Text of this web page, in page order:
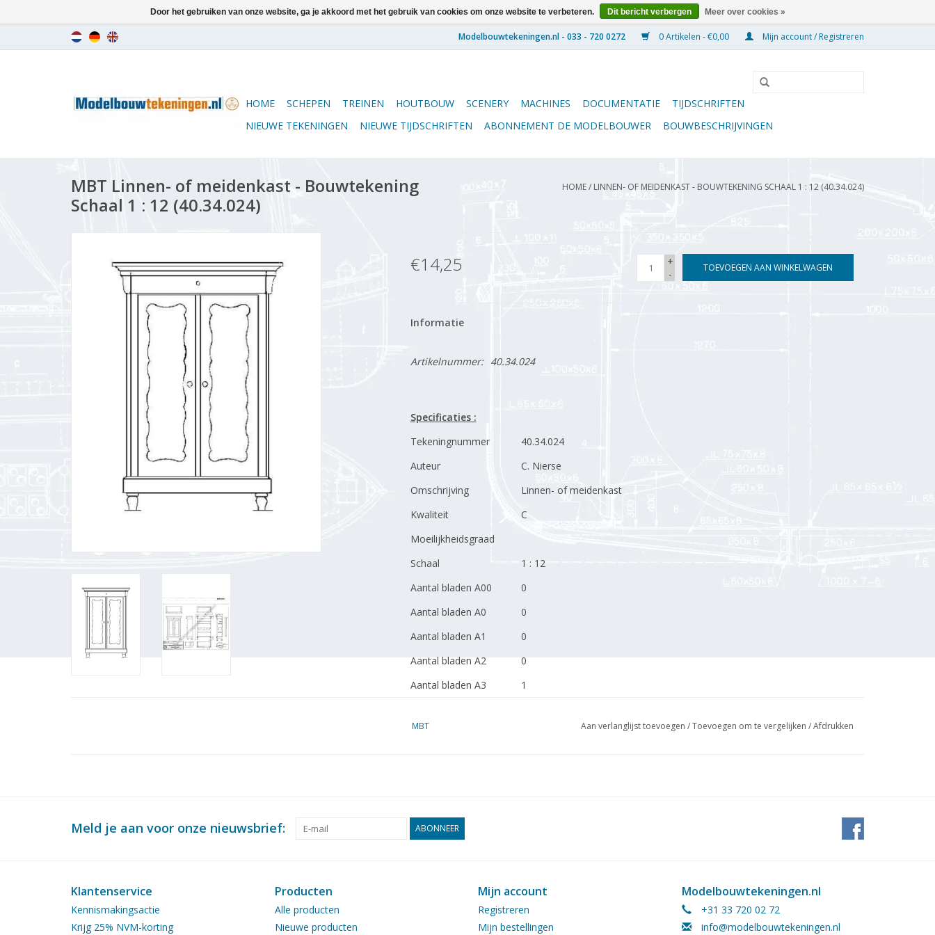
0 Artikelen - €0,00 Mijn account / Registreren
HOME SCHEPEN TREINEN HOUTBOUW SCENERY MACHINES DOCUMENTATIE
TIJDSCHRIFTEN
NIEUWE TEKENINGEN
NIEUWE TIJDSCHRIFTEN ABONNEMENT DE MODELBOUWER BOUWBESCHRIJVINGEN
MBT Linnen- of meidenkast - Bouwtekening
Schaal 1 : 12 (40.34.024)
HOME/ LINNEN- OF MEIDENKAST - BOUWTEKENING SCHAAL 1 : 12 (40.34.024)
€14,25
+
-
TOEVOEGEN AAN WINKELWAGEN
Informatie
Artikelnummer: 40.34.024
Specificaties :
Tekeningnummer
40.34.024
Auteur
C. Nierse
Omschrijving
Linnen- of meidenkast
Kwaliteit
C
Moeilijkheidsgraad
Schaal
1 : 12
Aantal bladen A00
0
Aantal bladen A0
0
Aantal bladen A1
0
Aantal bladen A2
0
Aantal bladen A3
1
Totaal aantal bladen
Bijzonderheden
Kopie artikel: 42.34.024 (2 blz)
MBT Aan verlanglijst toevoegen /Toevoegen om te vergelijken /Afdrukken
Meld je aan voor onze nieuwsbrief: ABONNEER
Klantenservice
Kennismakingsactie
Krijg 25% NVM-korting
Producten
Alle producten
Nieuwe producten
Mijn account
Registreren
Mijn bestellingen
Modelbouwtekeningen.nl
+31 33 720 02 72
info@modelbouwtekeningen.nl
Door het gebruiken van onze website, ga je akkoord met het gebruik van cookies om onze website te verbeteren. Dit bericht verbergen Meer over cookies »